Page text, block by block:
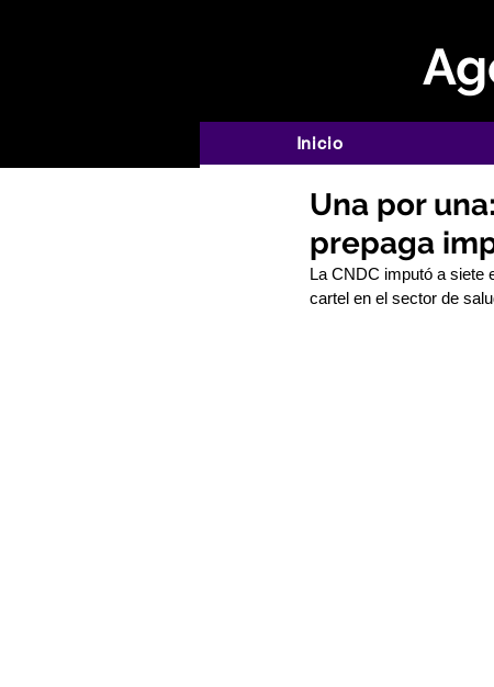
Inicio
Una por
prepaga
La CNDC imputó a siete
cartel en el sector de